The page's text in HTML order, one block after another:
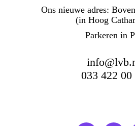
Ons nieuwe adres:
(in Hoog
Parkeren in
033 422 00